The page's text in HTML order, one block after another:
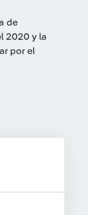
de
2020 y la
por el